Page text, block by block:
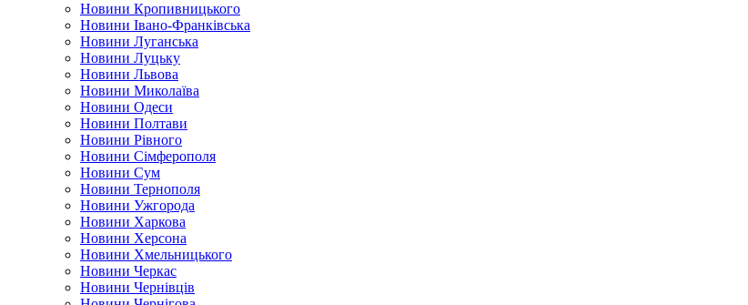
Новини Кропивницького
Новини Івано-Франківська
Новини Луганська
Новини Луцьку
Новини Львова
Новини Миколаїва
Новини Одеси
Новини Полтави
Новини Рівного
Новини Сімферополя
Новини Сум
Новини Тернополя
Новини Ужгорода
Новини Харкова
Новини Херсона
Новини Хмельницького
Новини Черкас
Новини Чернівців